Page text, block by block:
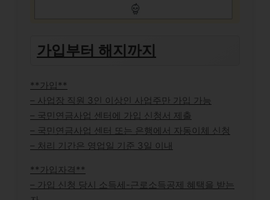
가입부터 해지까지
**가입**
– 사업장 직원 3인 이상인 사업주만 가입 가능
– 국민연금사업 센터에 가입 신청서 제출
– 국민연금사업 센터 또는 은행에서 자동이체 신청
– 처리 기간은 영업일 기준 3일 이내
**가입자격**
– 가입 신청 당시 소득세-근로소득공제 혜택을 받는